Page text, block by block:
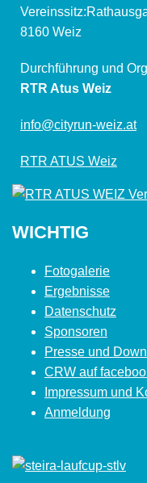
8160 Weiz
Durchführung und
RTR Atus Weiz
info@cityrun-weiz.at
RTR ATUS Weiz
WICHTIG
Fotogalerie
Ergebnisse
Datenschutz
Sponsoren
Presse und
CRW auf
Impressum und
Anmeldung